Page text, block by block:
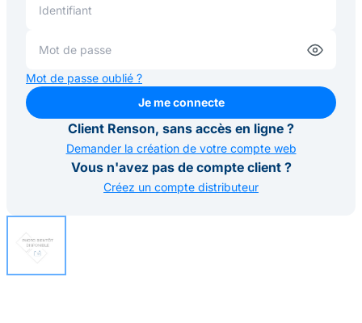
Mot de passe oublié ?
Je me connecte
Je me connecte
Client Renson, sans accès en ligne ?
Demander la création de votre compte web
Vous n'avez pas de compte client ?
Créez un compte distributeur